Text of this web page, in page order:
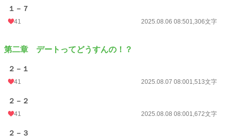
１－７
41 2025.08.06 08:501,306文字
第二章 デートってどうすんの！？
２－１
41 2025.08.07 08:001,513文字
２－２
41 2025.08.08 08:001,672文字
２－３